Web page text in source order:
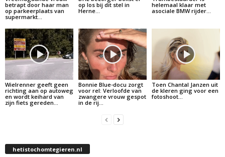
betrapt door haar man
op parkeerplaats van
supermarkt…
op los bij dit stel in
Herne…
helemaal klaar met
asociale BMW rijder…
Wielrenner geeft geen
richting aan op autoweg
en wordt keihard van
zijn fiets gereden…
Bonnie Blue-docu zorgt
voor rel: Verloofde van
zwangere vrouw gespot
in de rij…
Toen Chantal Janzen uit
de kleren ging voor een
fotoshoot…
hetistochomtegieren.nl